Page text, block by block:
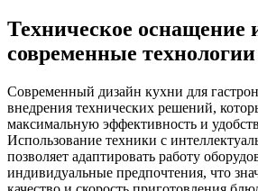
Техническое оснащение
современные технологии
Современный дизайн кухни для
внедрения технических решений,
максимальную эффективность и
Использование техники с
позволяет адаптировать работу
индивидуальные предпочтения, что